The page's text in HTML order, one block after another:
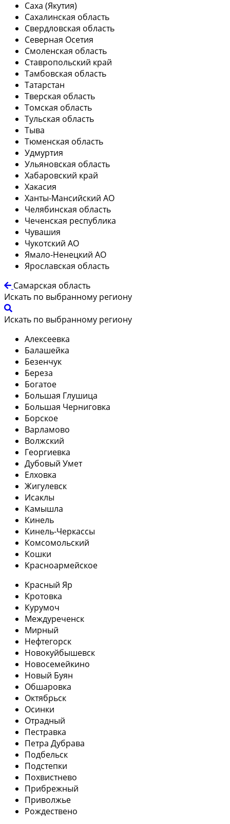
Саха (Якутия)
Сахалинская область
Свердловская область
Северная Осетия
Смоленская область
Ставропольский край
Тамбовская область
Татарстан
Тверская область
Томская область
Тульская область
Тыва
Тюменская область
Удмуртия
Ульяновская область
Хабаровский край
Хакасия
Ханты-Мансийский АО
Челябинская область
Чеченская республика
Чувашия
Чукотский АО
Ямало-Ненецкий АО
Ярославская область
Самарская область
Искать по выбранному региону
Искать по выбранному региону
Алексеевка
Балашейка
Безенчук
Береза
Богатое
Большая Глушица
Большая Черниговка
Борское
Варламово
Волжский
Георгиевка
Дубовый Умет
Елховка
Жигулевск
Исаклы
Камышла
Кинель
Кинель-Черкассы
Комсомольский
Кошки
Красноармейское
Красный Яр
Кротовка
Курумоч
Междуреченск
Мирный
Нефтегорск
Новокуйбышевск
Новосемейкино
Новый Буян
Обшаровка
Октябрьск
Осинки
Отрадный
Пестравка
Петра Дубрава
Подбельск
Подстепки
Похвистнево
Прибрежный
Приволжье
Рождествено